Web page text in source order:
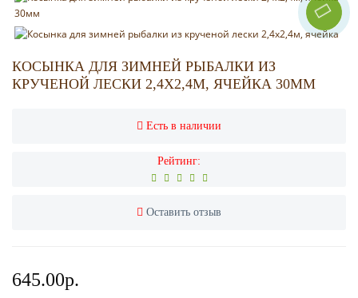
КОСЫНКА ДЛЯ ЗИМНЕЙ РЫБАЛКИ ИЗ
КРУЧЕНОЙ ЛЕСКИ 2,4Х2,4М, ЯЧЕЙКА 30ММ
Есть в наличии
Рейтинг:
Оставить отзыв
645.00р.